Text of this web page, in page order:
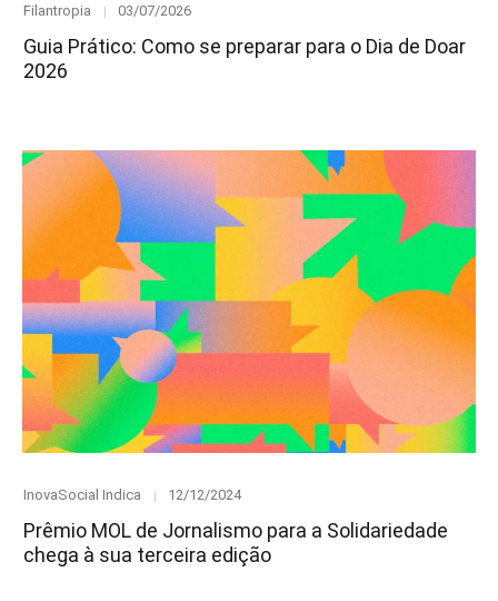
Category
Filantropia
Posted
03/07/2026
Guia Prático: Como se preparar para o Dia de Doar
2026
Category
InovaSocial Indica
Posted
12/12/2024
Prêmio MOL de Jornalismo para a Solidariedade
chega à sua terceira edição